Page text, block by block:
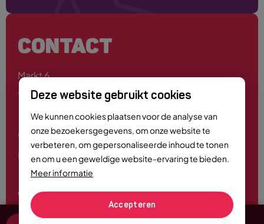
Deze website gebruikt cookies
We kunnen cookies plaatsen voor de analyse van
onze bezoekersgegevens, om onze website te
verbeteren, om gepersonaliseerde inhoud te tonen
en om u een geweldige website-ervaring te bieden.
Meer informatie
Accepteren
CONTACT
Markt 6
4701 PE Roosendaal
0165 - 55 44 00
info@roosendaalcitymarketing.nl
Volg ons